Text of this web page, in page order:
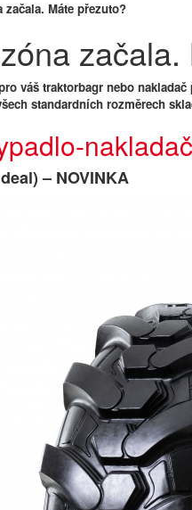
začala. Máte přezuto?
váš traktorbagr nebo
standardních rozměrech
– NOVINKA